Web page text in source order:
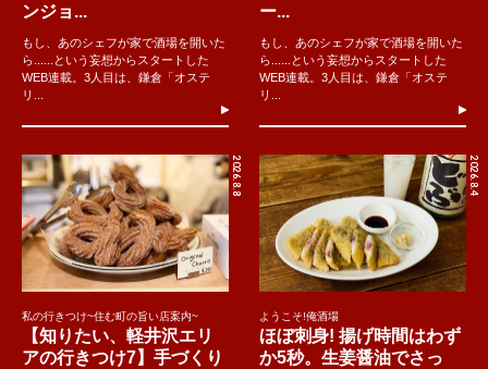
ンジョ...
もし、あのシェフが家で酒場を開いた
ら......という妄想からスタートした
WEB連載。3人目は、鎌倉「オステ
リ...
ー...
もし、あのシェフが家で酒場を開いた
ら......という妄想からスタートした
WEB連載。3人目は、鎌倉「オステ
リ...
2026.8.8
私の行きつけ~住む町の旨い店案内~
【知りたい、軽井沢エリ
アの行きつけ7】手づくり
2026.8.4
ようこそ!俺酒場
ほぼ刺身! 揚げ時間はわず
か5秒。生姜醤油でさっ